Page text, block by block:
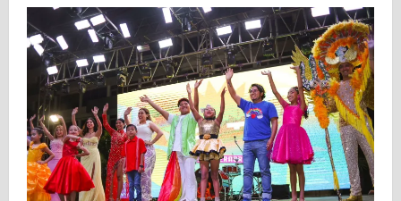
Llegan
las
tortugas
marinas
a
costas
de
Tuxpan,
estás
recomendaciones.